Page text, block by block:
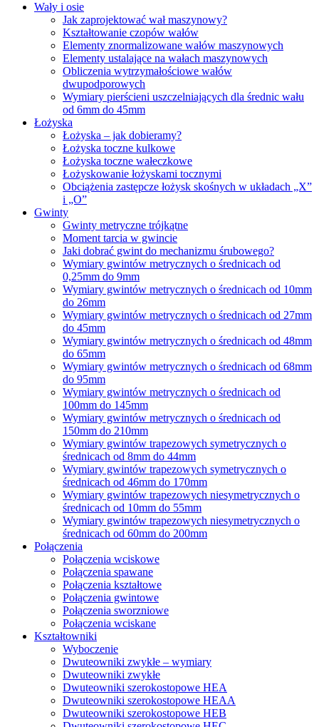
Wały i osie
Jak zaprojektować wał maszynowy?
Kształtowanie czopów wałów
Elementy znormalizowane wałów maszynowych
Elementy ustalające na wałach maszynowych
Obliczenia wytrzymałościowe wałów
dwupodporowych
Wymiary pierścieni uszczelniających dla średnic wału
od 6mm do 45mm
Łożyska
Łożyska – jak dobieramy?
Łożyska toczne kulkowe
Łożyska toczne wałeczkowe
Łożyskowanie łożyskami tocznymi
Obciążenia zastępcze łożysk skośnych w układach „X”
i „O”
Gwinty
Gwinty metryczne trójkątne
Moment tarcia w gwincie
Jaki dobrać gwint do mechanizmu śrubowego?
Wymiary gwintów metrycznych o średnicach od
0,25mm do 9mm
Wymiary gwintów metrycznych o średnicach od 10mm
do 26mm
Wymiary gwintów metrycznych o średnicach od 27mm
do 45mm
Wymiary gwintów metrycznych o średnicach od 48mm
do 65mm
Wymiary gwintów metrycznych o średnicach od 68mm
do 95mm
Wymiary gwintów metrycznych o średnicach od
100mm do 145mm
Wymiary gwintów metrycznych o średnicach od
150mm do 210mm
Wymiary gwintów trapezowych symetrycznych o
średnicach od 8mm do 44mm
Wymiary gwintów trapezowych symetrycznych o
średnicach od 46mm do 170mm
Wymiary gwintów trapezowych niesymetrycznych o
średnicach od 10mm do 55mm
Wymiary gwintów trapezowych niesymetrycznych o
średnicach od 60mm do 200mm
Połączenia
Połączenia wciskowe
Połączenia spawane
Połączenia kształtowe
Połączenia gwintowe
Połączenia sworzniowe
Połączenia wciskane
Kształtowniki
Wyboczenie
Dwuteowniki zwykłe – wymiary
Dwuteowniki zwykłe
Dwuteowniki szerokostopowe HEA
Dwuteowniki szerokostopowe HEAA
Dwuteowniki szerokostopowe HEB